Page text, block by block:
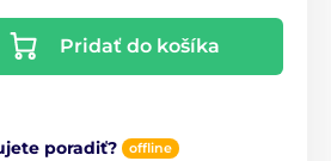
Pridať do košíka
poradiť? offline